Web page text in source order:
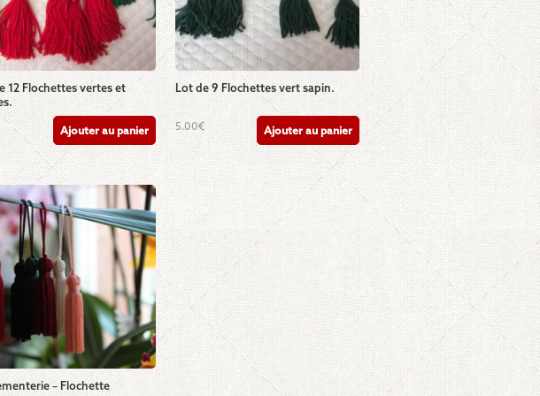
12 Flochettes vertes et
Ajouter au panier
Lot de 9 Flochettes vert sapin.
5.00€ Ajouter au panier
– Flochette